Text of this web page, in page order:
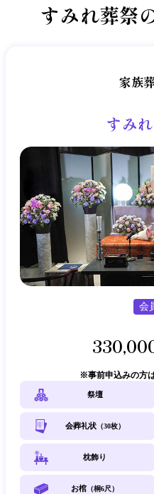
すみれ葬祭
家族
すみ
会
事前申込みの方
祭壇
会葬礼状（30枚）
枕飾り
お棺 （桐6尺）